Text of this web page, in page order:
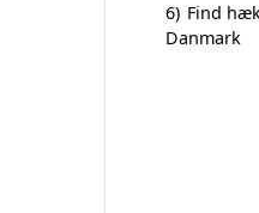
6) Find
Danmark